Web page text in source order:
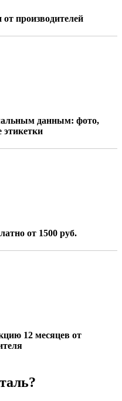
производителей
данным: фото,
от 1500 руб.
12 месяцев от